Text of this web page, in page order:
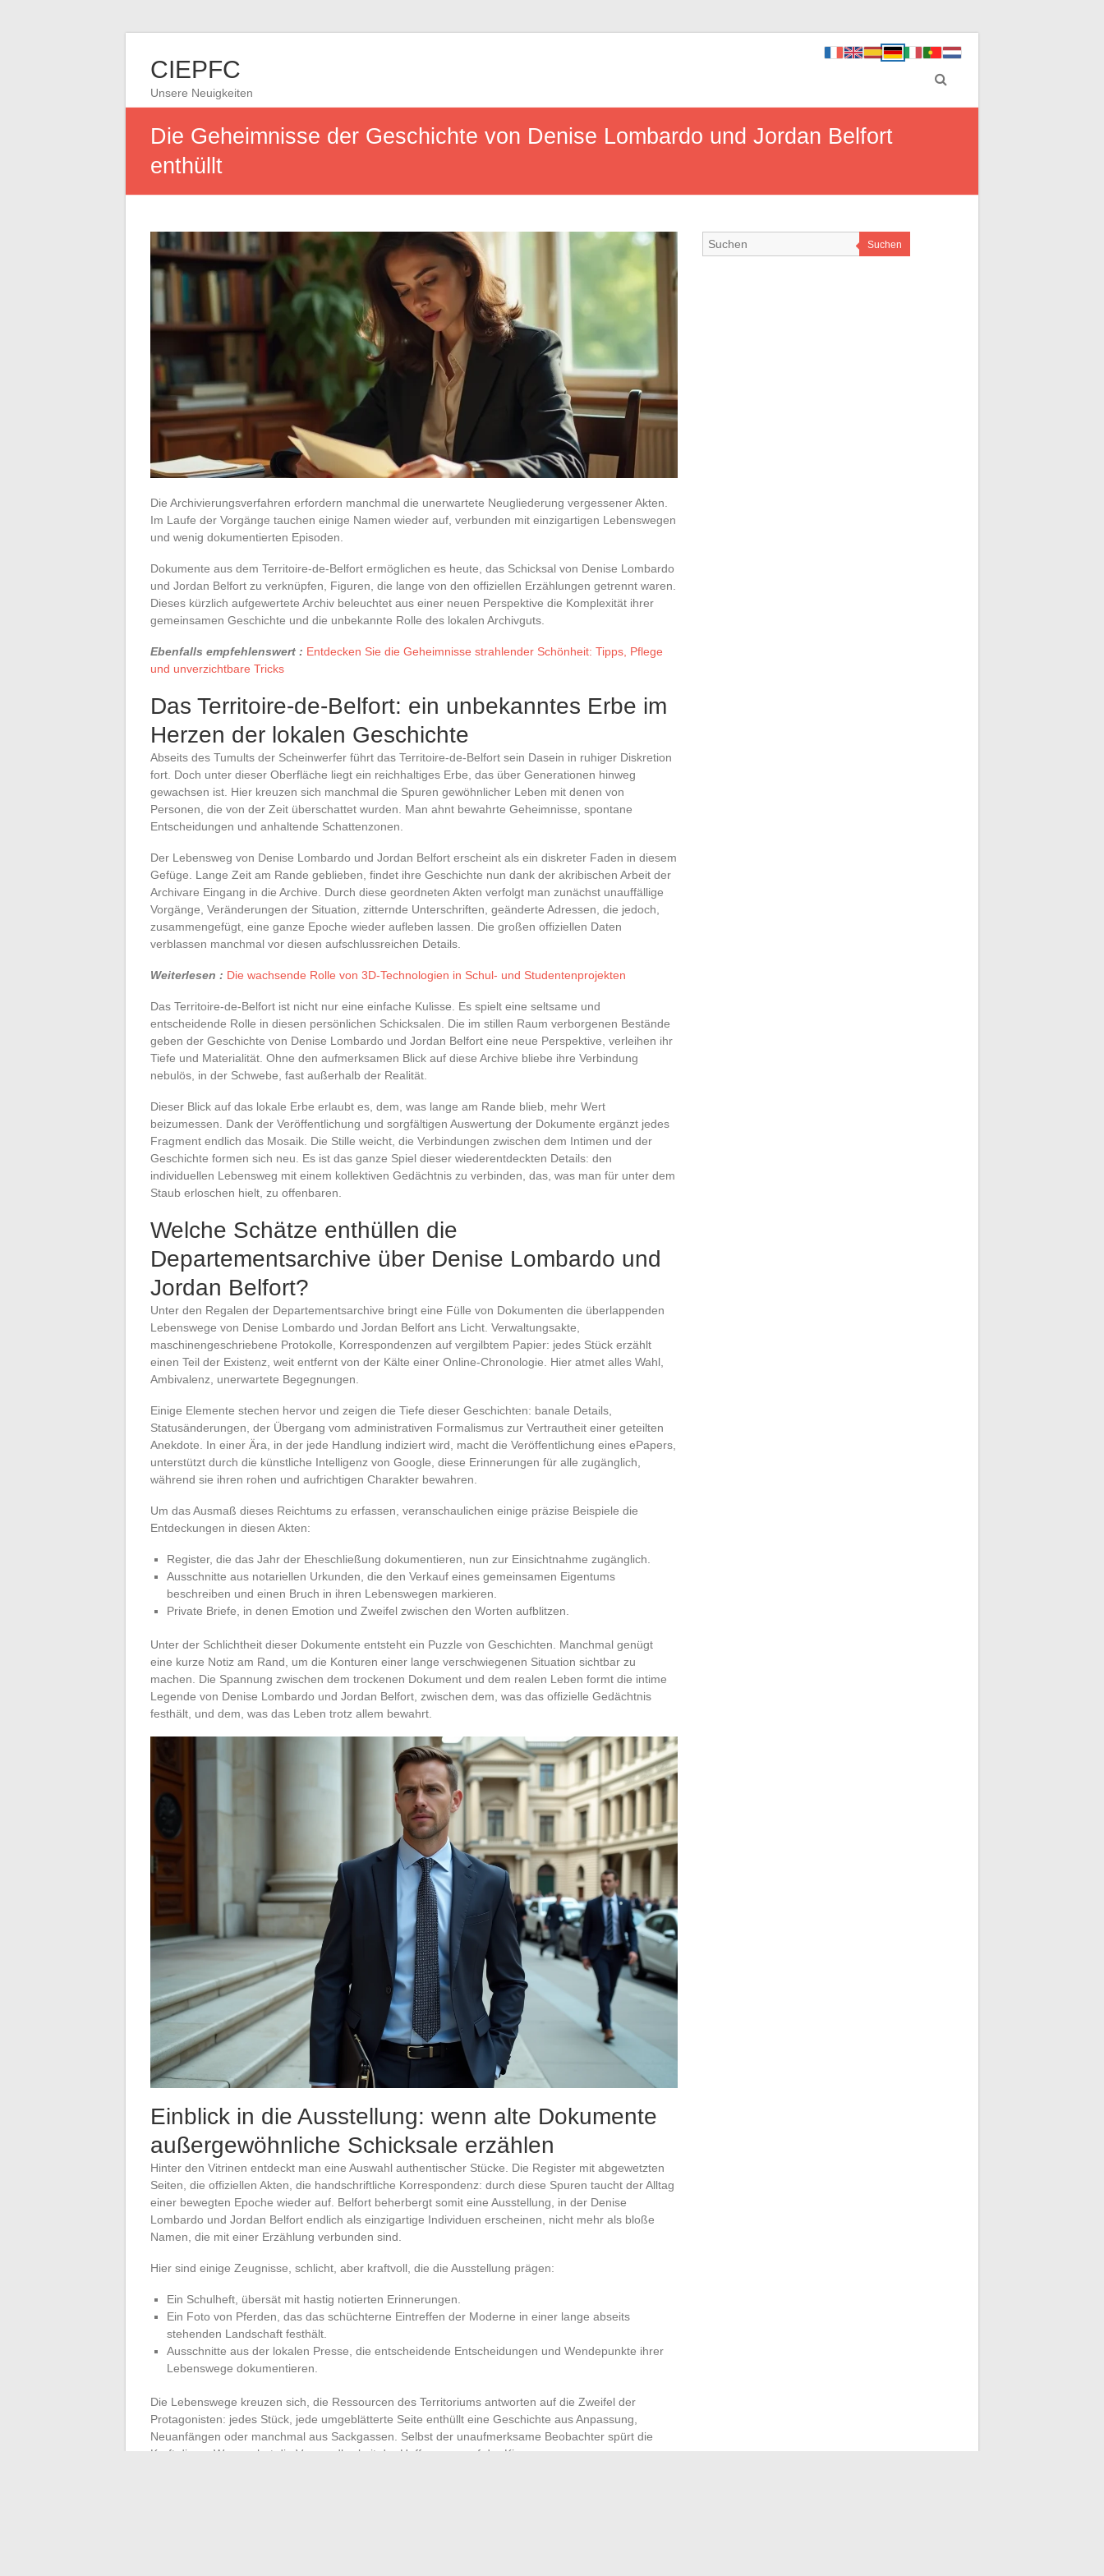
CIEPFC
Unsere Neuigkeiten
Die Geheimnisse der Geschichte von Denise Lombardo und Jordan Belfort
enthüllt
Die Archivierungsverfahren erfordern manchmal die unerwartete Neugliederung vergessener Akten.
Im Laufe der Vorgänge tauchen einige Namen wieder auf, verbunden mit einzigartigen Lebenswegen
und wenig dokumentierten Episoden.
Dokumente aus dem Territoire-de-Belfort ermöglichen es heute, das Schicksal von Denise Lombardo
und Jordan Belfort zu verknüpfen, Figuren, die lange von den offiziellen Erzählungen getrennt waren.
Dieses kürzlich aufgewertete Archiv beleuchtet aus einer neuen Perspektive die Komplexität ihrer
gemeinsamen Geschichte und die unbekannte Rolle des lokalen Archivguts.
Ebenfalls empfehlenswert : Entdecken Sie die Geheimnisse strahlender Schönheit: Tipps, Pflege
und unverzichtbare Tricks
Das Territoire-de-Belfort: ein unbekanntes Erbe im
Herzen der lokalen Geschichte
Abseits des Tumults der Scheinwerfer führt das Territoire-de-Belfort sein Dasein in ruhiger Diskretion
fort. Doch unter dieser Oberfläche liegt ein reichhaltiges Erbe, das über Generationen hinweg
gewachsen ist. Hier kreuzen sich manchmal die Spuren gewöhnlicher Leben mit denen von
Personen, die von der Zeit überschattet wurden. Man ahnt bewahrte Geheimnisse, spontane
Entscheidungen und anhaltende Schattenzonen.
Der Lebensweg von Denise Lombardo und Jordan Belfort erscheint als ein diskreter Faden in diesem
Gefüge. Lange Zeit am Rande geblieben, findet ihre Geschichte nun dank der akribischen Arbeit der
Archivare Eingang in die Archive. Durch diese geordneten Akten verfolgt man zunächst unauffällige
Vorgänge, Veränderungen der Situation, zitternde Unterschriften, geänderte Adressen, die jedoch,
zusammengefügt, eine ganze Epoche wieder aufleben lassen. Die großen offiziellen Daten
verblassen manchmal vor diesen aufschlussreichen Details.
Weiterlesen : Die wachsende Rolle von 3D-Technologien in Schul- und Studentenprojekten
Das Territoire-de-Belfort ist nicht nur eine einfache Kulisse. Es spielt eine seltsame und
entscheidende Rolle in diesen persönlichen Schicksalen. Die im stillen Raum verborgenen Bestände
geben der Geschichte von Denise Lombardo und Jordan Belfort eine neue Perspektive, verleihen ihr
Tiefe und Materialität. Ohne den aufmerksamen Blick auf diese Archive bliebe ihre Verbindung
nebulös, in der Schwebe, fast außerhalb der Realität.
Dieser Blick auf das lokale Erbe erlaubt es, dem, was lange am Rande blieb, mehr Wert
beizumessen. Dank der Veröffentlichung und sorgfältigen Auswertung der Dokumente ergänzt jedes
Fragment endlich das Mosaik. Die Stille weicht, die Verbindungen zwischen dem Intimen und der
Geschichte formen sich neu. Es ist das ganze Spiel dieser wiederentdeckten Details: den
individuellen Lebensweg mit einem kollektiven Gedächtnis zu verbinden, das, was man für unter dem
Staub erloschen hielt, zu offenbaren.
Welche Schätze enthüllen die
Departementsarchive über Denise Lombardo und
Jordan Belfort?
Unter den Regalen der Departementsarchive bringt eine Fülle von Dokumenten die überlappenden
Lebenswege von Denise Lombardo und Jordan Belfort ans Licht. Verwaltungsakte,
maschinengeschriebene Protokolle, Korrespondenzen auf vergilbtem Papier: jedes Stück erzählt
einen Teil der Existenz, weit entfernt von der Kälte einer Online-Chronologie. Hier atmet alles Wahl,
Ambivalenz, unerwartete Begegnungen.
Einige Elemente stechen hervor und zeigen die Tiefe dieser Geschichten: banale Details,
Statusänderungen, der Übergang vom administrativen Formalismus zur Vertrautheit einer geteilten
Anekdote. In einer Ära, in der jede Handlung indiziert wird, macht die Veröffentlichung eines ePapers,
unterstützt durch die künstliche Intelligenz von Google, diese Erinnerungen für alle zugänglich,
während sie ihren rohen und aufrichtigen Charakter bewahren.
Um das Ausmaß dieses Reichtums zu erfassen, veranschaulichen einige präzise Beispiele die
Entdeckungen in diesen Akten:
Register, die das Jahr der Eheschließung dokumentieren, nun zur Einsichtnahme zugänglich.
Ausschnitte aus notariellen Urkunden, die den Verkauf eines gemeinsamen Eigentums
beschreiben und einen Bruch in ihren Lebenswegen markieren.
Private Briefe, in denen Emotion und Zweifel zwischen den Worten aufblitzen.
Unter der Schlichtheit dieser Dokumente entsteht ein Puzzle von Geschichten. Manchmal genügt
eine kurze Notiz am Rand, um die Konturen einer lange verschwiegenen Situation sichtbar zu
machen. Die Spannung zwischen dem trockenen Dokument und dem realen Leben formt die intime
Legende von Denise Lombardo und Jordan Belfort, zwischen dem, was das offizielle Gedächtnis
festhält, und dem, was das Leben trotz allem bewahrt.
Einblick in die Ausstellung: wenn alte Dokumente
außergewöhnliche Schicksale erzählen
Hinter den Vitrinen entdeckt man eine Auswahl authentischer Stücke. Die Register mit abgewetzten
Seiten, die offiziellen Akten, die handschriftliche Korrespondenz: durch diese Spuren taucht der Alltag
einer bewegten Epoche wieder auf. Belfort beherbergt somit eine Ausstellung, in der Denise
Lombardo und Jordan Belfort endlich als einzigartige Individuen erscheinen, nicht mehr als bloße
Namen, die mit einer Erzählung verbunden sind.
Hier sind einige Zeugnisse, schlicht, aber kraftvoll, die die Ausstellung prägen:
Ein Schulheft, übersät mit hastig notierten Erinnerungen.
Ein Foto von Pferden, das das schüchterne Eintreffen der Moderne in einer lange abseits
stehenden Landschaft festhält.
Ausschnitte aus der lokalen Presse, die entscheidende Entscheidungen und Wendepunkte ihrer
Lebenswege dokumentieren.
Die Lebenswege kreuzen sich, die Ressourcen des Territoriums antworten auf die Zweifel der
Protagonisten: jedes Stück, jede umgeblätterte Seite enthüllt eine Geschichte aus Anpassung,
Neuanfängen oder manchmal aus Sackgassen. Selbst der unaufmerksame Beobachter spürt die
Kraft dieser Wege, ahnt die Verwundbarkeit der Hoffnungen auf der Kippe.
Suchen